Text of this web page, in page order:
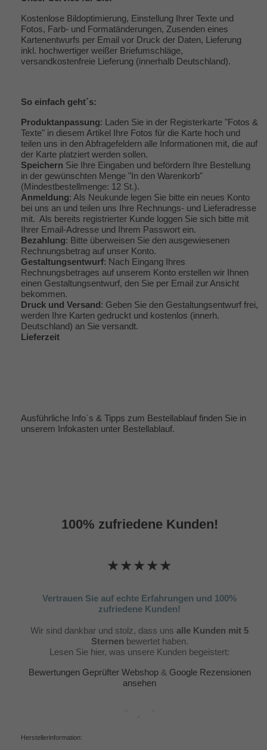
Kostenlose Bildoptimierung, Einstellung Ihrer Texte und
Fotos, Farb- und Formatänderungen, Zusenden eines
Kartenentwurfs per Email vor Druck der Daten, Lieferung
inkl. hochwertiger weißer Briefumschläge,
versandkostenfreie Lieferung (innerhalb Deutschland).
So einfach geht´s:
Produktanpassung: Laden Sie in der Registerkarte "Fotos &
Texte" in diesem Artikel Ihre Fotos für die Karte hoch und
teilen uns in den Abfragefeldern alle Informationen mit, die auf
der Karte platziert werden sollen.
Speichern Sie Ihre Eingaben und befördern Ihre Bestellung
in der gewünschten Menge "In den Warenkorb"
(Mindestbestellmenge: 12 St.).
Anmeldung: Als Neukunde legen Sie bitte ein neues Konto
bei uns an und teilen uns Ihre Rechnungs- und Lieferadresse
mit. Als bereits registrierter Kunde loggen Sie sich bitte mit
Ihrer Email-Adresse und Ihrem Passwort ein.
Bezahlung: Bitte überweisen Sie den ausgewiesenen
Rechnungsbetrag auf unser Konto.
Gestaltungsentwurf: Nach Eingang Ihres
Rechnungsbetrages auf unserem Konto erstellen wir Ihnen
einen Gestaltungsentwurf, den Sie per Email zur Ansicht
bekommen.
Druck und Versand: Geben Sie den Gestaltungsentwurf frei,
werden Ihre Karten gedruckt und kostenlos (innerh.
Deutschland) an Sie versandt.
Lieferzeit
Ausführliche Info´s & Tipps zum Bestellablauf finden Sie in
unserem Infokasten unter Bestellablauf.
100% zufriedene Kunden!
★★★★★
Vertrauen Sie auf echte Erfahrungen und 100%
zufriedene Kunden!
Wir sind dankbar und stolz, dass uns alle Kunden mit 5
Sternen bewertet haben.
Lesen Sie hier, was unsere Kunden begeistert:
Bewertungen Geprüfter Webshop& Google Rezensionen
ansehen
Herstellerinformation: